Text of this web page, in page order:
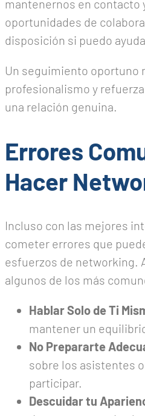
mantenernos en contacto
oportunidades de
disposición si puedo
Un seguimiento oportuno
profesionalismo y
una relación genuina.
Errores
Hacer
Incluso con las mejores
cometer errores que
esfuerzos de networking.
algunos de los más
Hablar Solo de Ti
mantener un
No Prepararte
sobre los asistentes
participar.
Descuidar tu